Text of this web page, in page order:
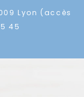
Lyon (accès
45